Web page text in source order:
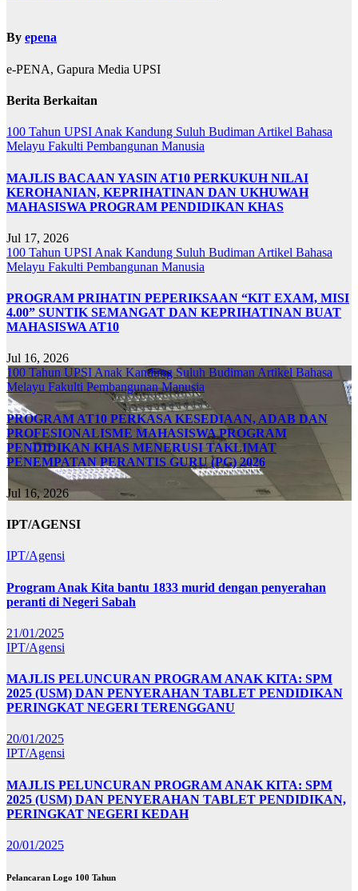
By epena
e-PENA, Gapura Media UPSI
Berita Berkaitan
100 Tahun UPSI Anak Kandung Suluh Budiman Artikel Bahasa
Melayu Fakulti Pembangunan Manusia
MAJLIS BACAAN YASIN AT10 PERKUKUH NILAI
KEROHANIAN, KEPRIHATINAN DAN UKHUWAH
MAHASISWA PROGRAM PENDIDIKAN KHAS
Jul 17, 2026
100 Tahun UPSI Anak Kandung Suluh Budiman Artikel Bahasa
Melayu Fakulti Pembangunan Manusia
PROGRAM PRIHATIN PEPERIKSAAN “KIT EXAM, MISI
4.00” SUNTIK SEMANGAT DAN KEPRIHATINAN BUAT
MAHASISWA AT10
Jul 16, 2026
100 Tahun UPSI Anak Kandung Suluh Budiman Artikel Bahasa
Melayu Fakulti Pembangunan Manusia
PROGRAM AT10 PERKASA KESEDIAAN, ADAB DAN
PROFESIONALISME MAHASISWA PROGRAM
PENDIDIKAN KHAS MENERUSI TAKLIMAT
PENEMPATAN PERANTIS GURU (PG) 2026
Jul 16, 2026
IPT/AGENSI
IPT/Agensi
Program Anak Kita bantu 1833 murid dengan penyerahan
peranti di Negeri Sabah
21/01/2025
IPT/Agensi
MAJLIS PELUNCURAN PROGRAM ANAK KITA: SPM
2025 (USM) DAN PENYERAHAN TABLET PENDIDIKAN
PERINGKAT NEGERI TERENGGANU
20/01/2025
IPT/Agensi
MAJLIS PELUNCURAN PROGRAM ANAK KITA: SPM
2025 (USM) DAN PENYERAHAN TABLET PENDIDIKAN,
PERINGKAT NEGERI KEDAH
20/01/2025
Pelancaran Logo 100 Tahun